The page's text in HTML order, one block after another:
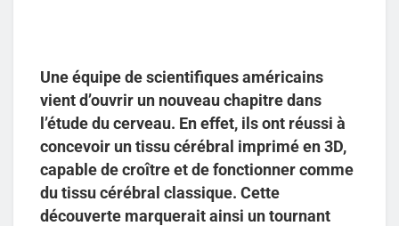
Une équipe de scientifiques américains
vient d’ouvrir un nouveau chapitre dans
l’étude du cerveau. En effet, ils ont réussi à
concevoir un tissu cérébral imprimé en 3D,
capable de croître et de fonctionner comme
du tissu cérébral classique. Cette
découverte marquerait ainsi un tournant